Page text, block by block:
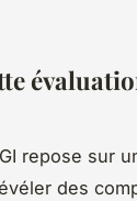
repose sur
des